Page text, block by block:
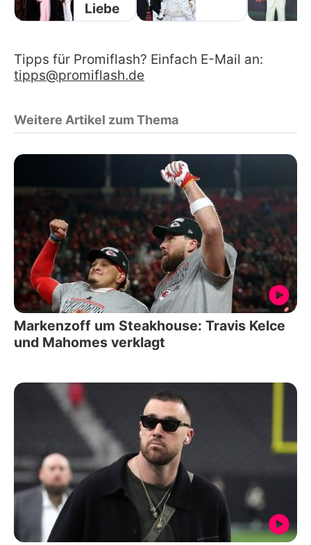
Liebe
Tipps für Promiflash? Einfach E-Mail an:
tipps@promiflash.de
Weitere Artikel zum Thema
Markenzoff um Steakhouse: Travis Kelce
und Mahomes verklagt